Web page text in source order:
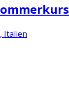
Italien